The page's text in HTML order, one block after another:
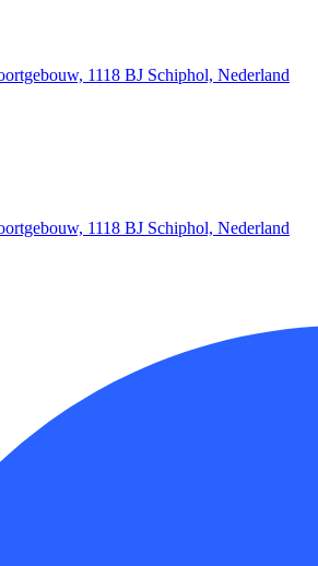
1118 BJ Schiphol, Nederland
1118 BJ Schiphol, Nederland